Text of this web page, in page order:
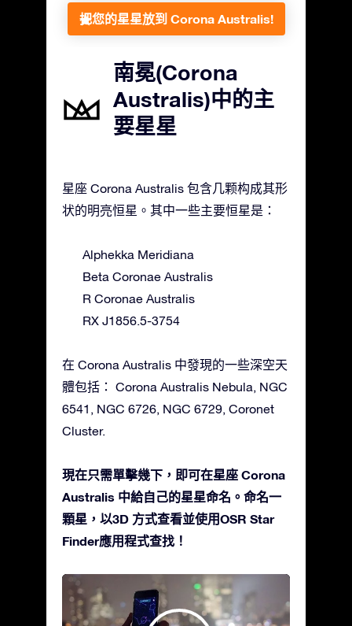
把您的星星放到 Corona Australis!
南冕(Corona
Australis)中的主
要星星
星座 Corona Australis 包含几颗构成其形
状的明亮恒星。其中一些主要恒星是：
Alphekka Meridiana
Beta Coronae Australis
R Coronae Australis
RX J1856.5-3754
在 Corona Australis 中發現的一些深空天
體包括： Corona Australis Nebula, NGC
6541, NGC 6726, NGC 6729, Coronet
Cluster.
現在只需單擊幾下，即可在星座 Corona
Australis 中給自己的星星命名。命名一
顆星，以3D 方式查看並使用OSR Star
Finder應用程式查找！